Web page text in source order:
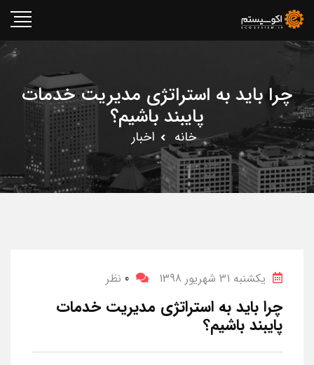
چرا باید به استراتژی مدیریت خدمات
پایبند باشیم؟
خانه اخبار
یکشنبه 31 شهریور 1398 0 نظر
چرا باید به استراتژی مدیریت خدمات
پایبند باشیم؟